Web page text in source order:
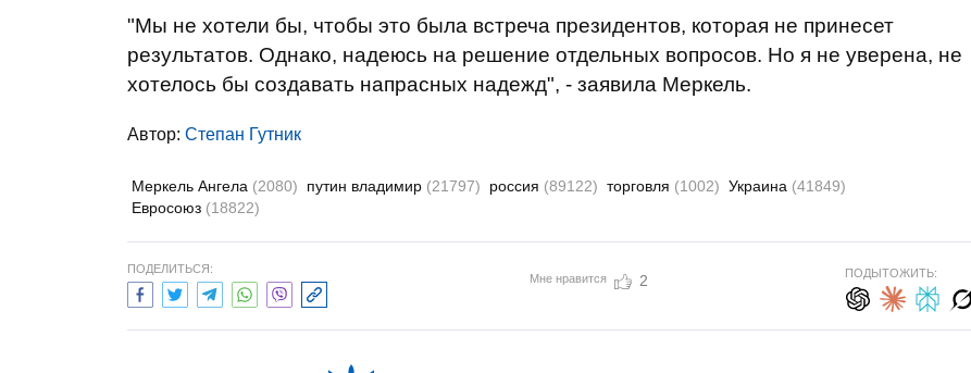
"Мы не хотели бы, чтобы это была встреча президентов, которая не принесет
результатов. Однако, надеюсь на решение отдельных вопросов. Но я не уверена, не
хотелось бы создавать напрасных надежд", - заявила Меркель.
Автор: Степан Гутник
Меркель Ангела (2080) путин владимир (21797) россия (89122) торговля (1002) Украина (41849)
Евросоюз (18822)
ПОДЕЛИТЬСЯ:
Мне нравится 2 ПОДЫТОЖИТЬ: